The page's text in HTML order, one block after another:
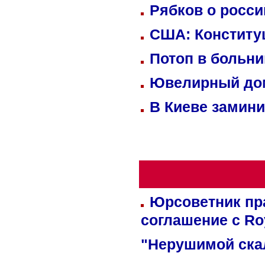
Рябков о
США:
Потоп в
Ювелирный
В Киеве
Юрсоветник
соглашение с
"Нерушимой